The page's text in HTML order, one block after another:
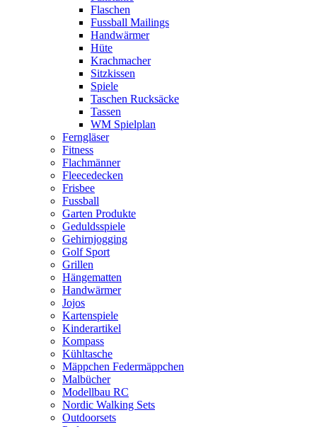
Flaschen
Fussball Mailings
Handwärmer
Hüte
Krachmacher
Sitzkissen
Spiele
Taschen Rucksäcke
Tassen
WM Spielplan
Ferngläser
Fitness
Flachmänner
Fleecedecken
Frisbee
Fussball
Garten Produkte
Geduldsspiele
Gehirnjogging
Golf Sport
Grillen
Hängematten
Handwärmer
Jojos
Kartenspiele
Kinderartikel
Kompass
Kühltasche
Mäppchen Federmäppchen
Malbücher
Modellbau RC
Nordic Walking Sets
Outdoorsets